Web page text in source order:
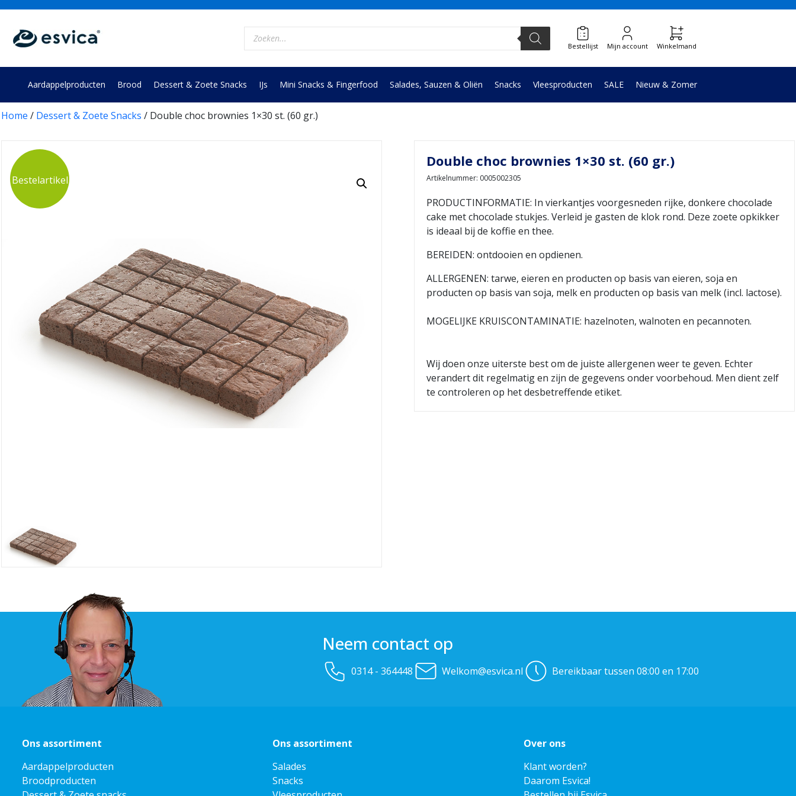
Skip
content
Producten
zoeken Bestellijst Mijn account Winkelmand
Aardappelproducten Brood Dessert & Zoete Snacks IJs Mini Snacks & Fingerfood Salades, Sauzen & Oliën Snacks Vleesproducten SALE Nieuw & Zomer
Home / Dessert & Zoete Snacks / Double choc brownies 1×30 st. (60 gr.)
Bestelartikel
Double choc brownies 1×30 st. (60 gr.)
Artikelnummer: 0005002305
PRODUCTINFORMATIE: In vierkantjes voorgesneden rijke, donkere chocolade
cake met chocolade stukjes. Verleid je gasten de klok rond. Deze zoete opkikker
is ideaal bij de koffie en thee.
BEREIDEN: ontdooien en opdienen.
ALLERGENEN: tarwe, eieren en producten op basis van eieren, soja en
producten op basis van soja, melk en producten op basis van melk (incl. lactose).
MOGELIJKE KRUISCONTAMINATIE: hazelnoten, walnoten en pecannoten.
Wij doen onze uiterste best om de juiste allergenen weer te geven. Echter
verandert dit regelmatig en zijn de gegevens onder voorbehoud. Men dient zelf
te controleren op het desbetreffende etiket.
Neem contact op
0314 - 364448 Welkom@esvica.nl Bereikbaar tussen 08:00 en 17:00
Ons assortiment
Aardappelproducten
Broodproducten
Ons assortiment
Salades
Snacks
Over ons
Klant worden?
Daarom Esvica!